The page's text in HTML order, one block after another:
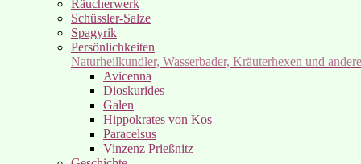
Räucherwerk
Schüssler-Salze
Spagyrik
Persönlichkeiten
Naturheilkundler, Wasserbader, Kräuterhexen und andere
Avicenna
Dioskurides
Galen
Hippokrates von Kos
Paracelsus
Vinzenz Prießnitz